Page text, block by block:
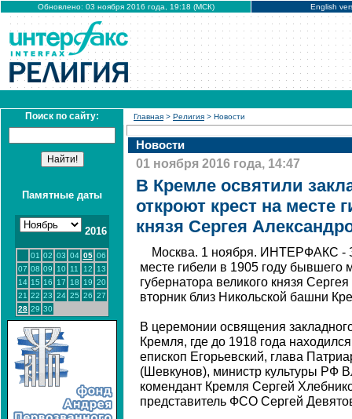
Обновлено: 03 ноября 2016 года, 19:18 (МСК) English
Поиск по сайту:
Памятные даты
2016
01 02 03 04 05 06
07 08 09 10 11 12
13
14 15 16 17 18 19 20
21 22 23 24 25 26 27
28 29 30
Главная > Религия > Новости
Новости
01 ноября 2016 года, 14:47
В Кремле освятили
откроют крест на месте
князя Сергея
Москва. 1 ноября. ИНТЕРФАКС -
месте гибели в 1905 году бывшего
губернатора великого князя
вторник близ Никольской башни
В церемонии освящения
Кремля, где до 1918 года
епископ Егорьевский, глава
(Шевкунов), министр культуры РФ
комендант Кремля Сергей
представитель ФСО Сергей